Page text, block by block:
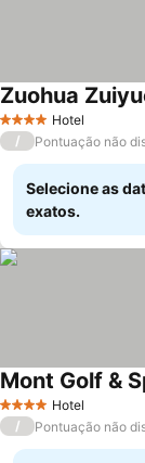
4 EstrelasHotel
Zuohua
/ Pontuação não
Selecione as
exatos.
4 EstrelasHotel
Mont Golf &
/ Pontuação não